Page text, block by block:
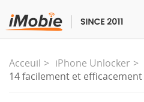
Acceuil iPhone Unlocker
14 facilement et efficacement